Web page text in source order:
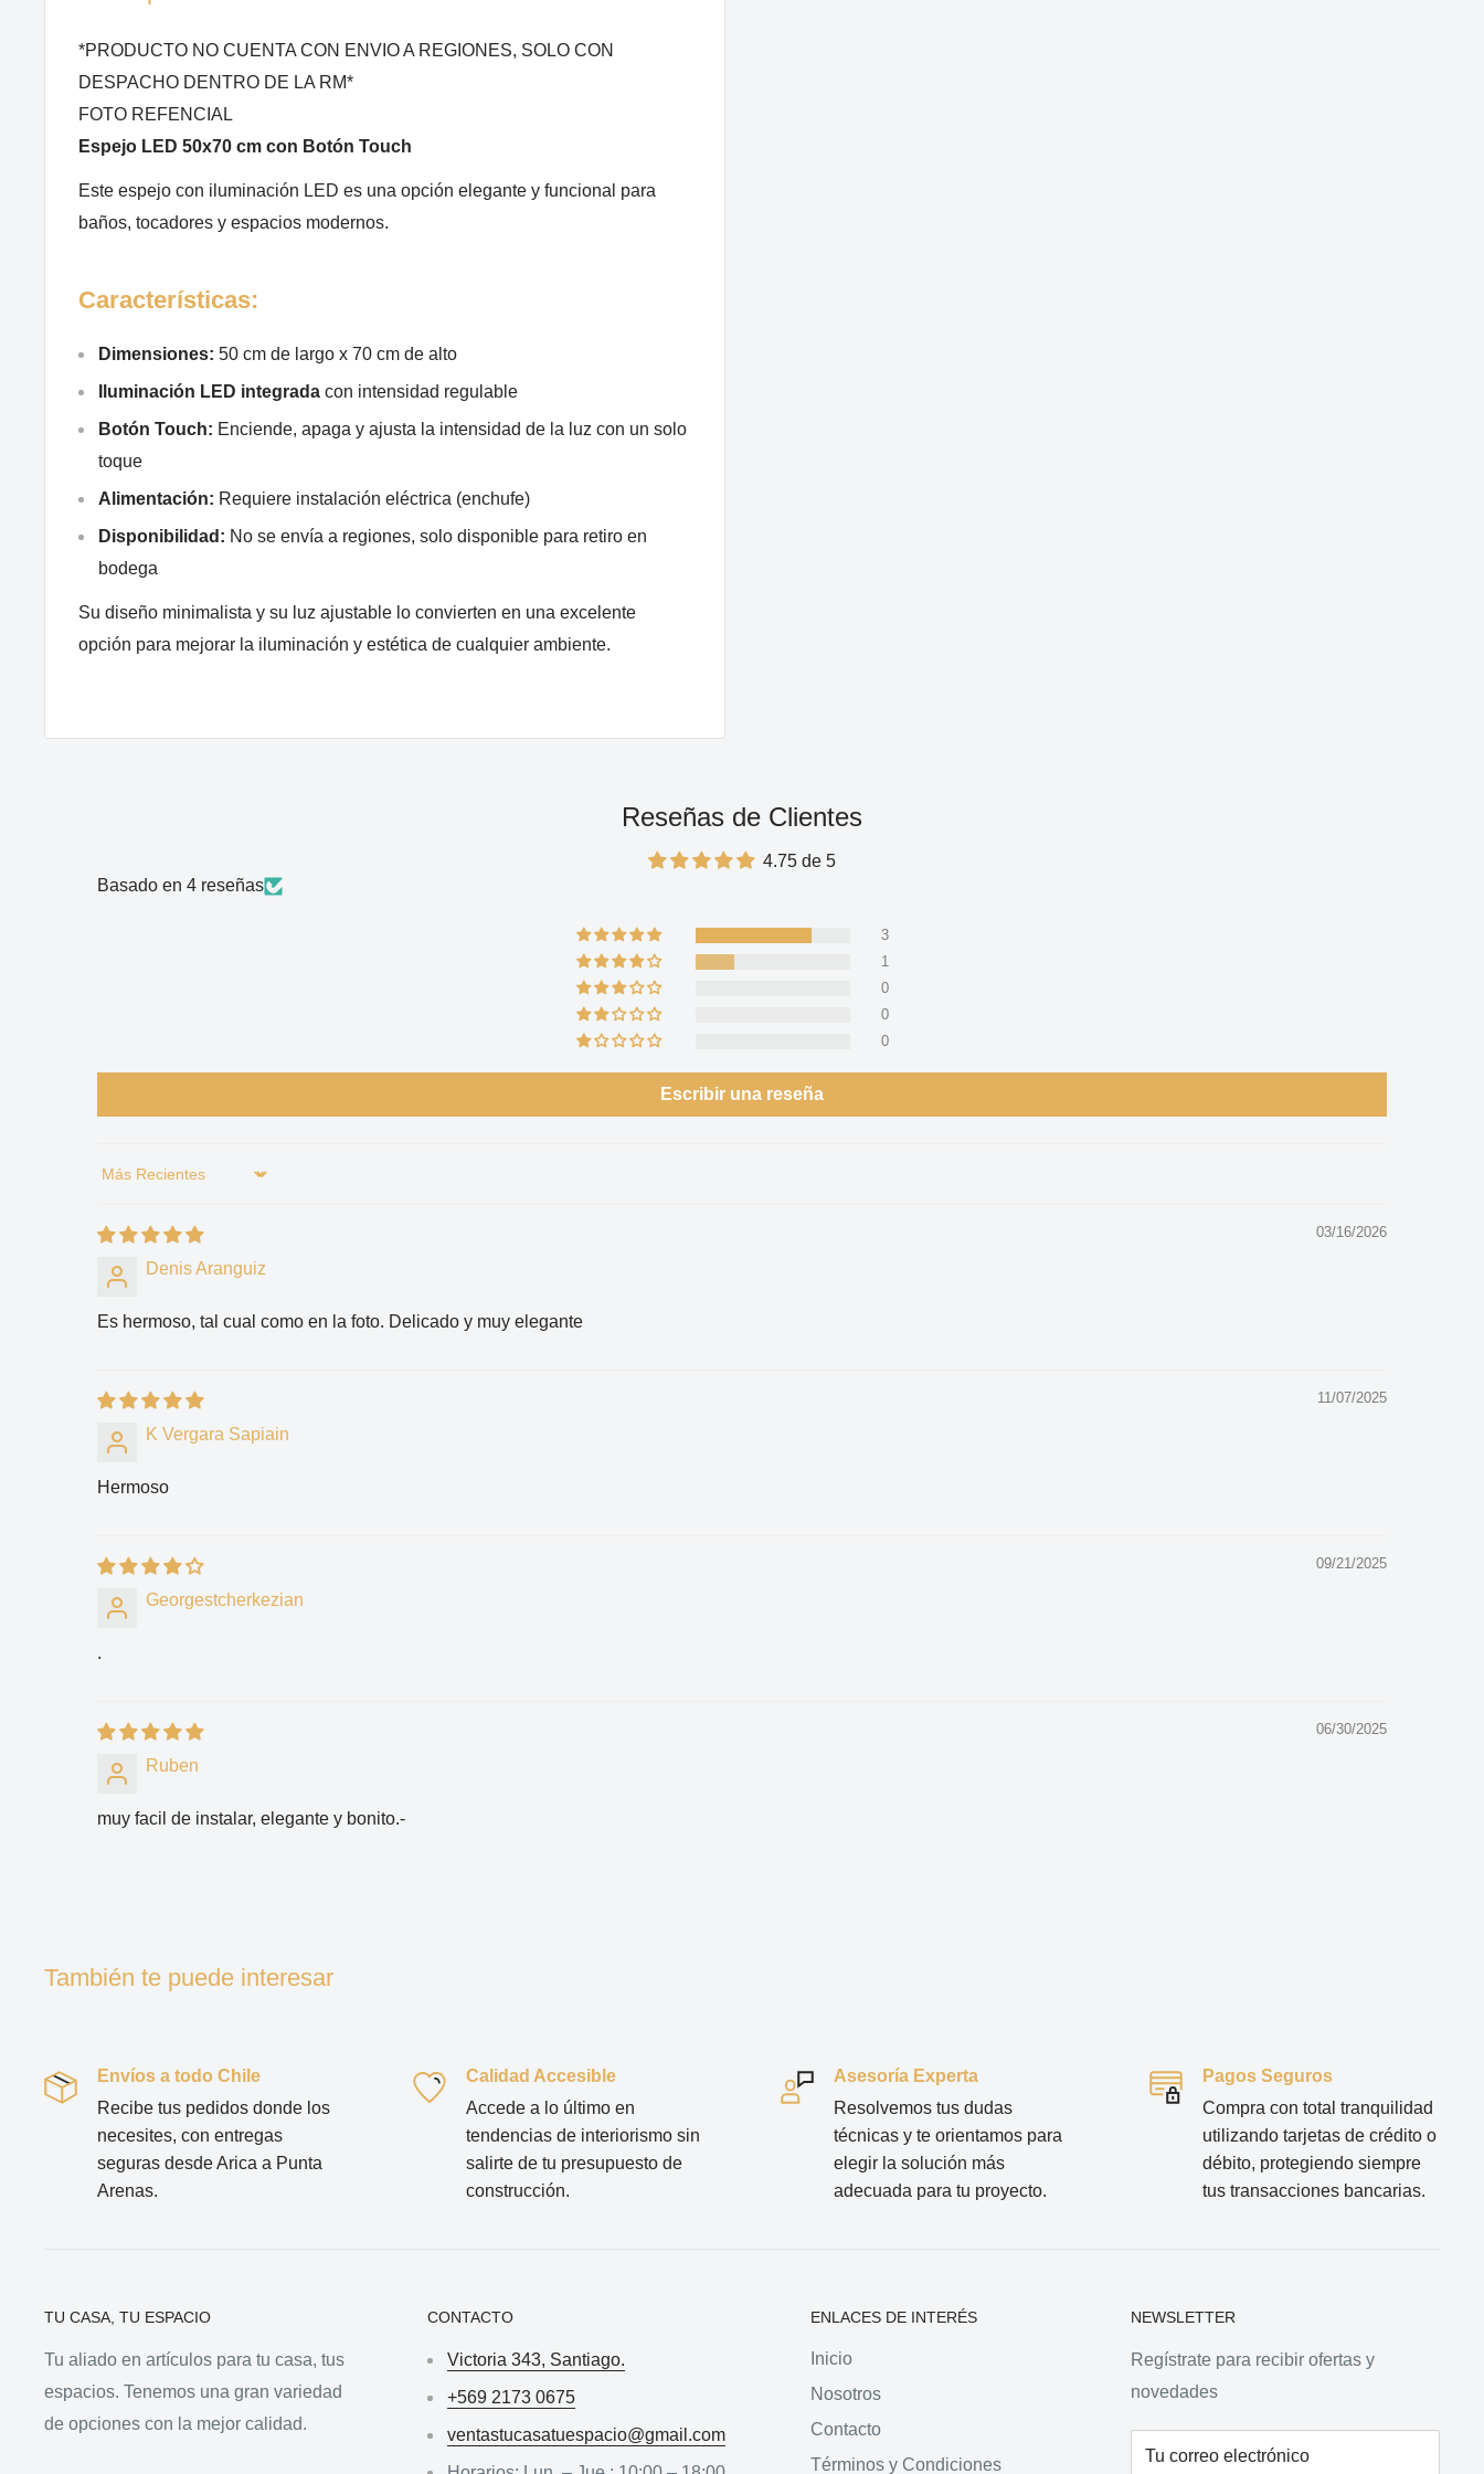
*PRODUCTO NO CUENTA CON ENVIO A REGIONES, SOLO CON
DESPACHO DENTRO DE LA RM*
FOTO REFENCIAL
Espejo LED 50x70 cm con Botón Touch
Este espejo con iluminación LED es una opción elegante y funcional para
baños, tocadores y espacios modernos.
Características:
Dimensiones: 50 cm de largo x 70 cm de alto
Iluminación LED integrada con intensidad regulable
Botón Touch: Enciende, apaga y ajusta la intensidad de la luz con un solo
toque
Alimentación: Requiere instalación eléctrica (enchufe)
Disponibilidad: No se envía a regiones, solo disponible para retiro en
bodega
Su diseño minimalista y su luz ajustable lo convierten en una excelente
opción para mejorar la iluminación y estética de cualquier ambiente.
Reseñas de Clientes
4.75 de 5
Basado en 4 reseñas
3
1
0
0
0
Escribir una reseña
Sort by
03/16/2026
Denis Aranguiz
Es hermoso, tal cual como en la foto. Delicado y muy elegante
11/07/2025
K Vergara Sapiain
Hermoso
09/21/2025
Georgestcherkezian
.
06/30/2025
Ruben
muy facil de instalar, elegante y bonito.-
También te puede interesar
Envíos a todo Chile
Recibe tus pedidos donde los
necesites, con entregas
seguras desde Arica a Punta
Arenas.
Calidad Accesible
Accede a lo último en
tendencias de interiorismo sin
salirte de tu presupuesto de
construcción.
Asesoría Experta
Resolvemos tus dudas
técnicas y te orientamos para
elegir la solución más
adecuada para tu proyecto.
Pagos Seguros
Compra con total tranquilidad
utilizando tarjetas de crédito o
débito, protegiendo siempre
tus transacciones bancarias.
TU CASA, TU ESPACIO
Tu aliado en artículos para tu casa, tus
espacios. Tenemos una gran variedad
de opciones con la mejor calidad.
CONTACTO
Victoria 343, Santiago.
+569 2173 0675
ventastucasatuespacio@gmail.com
ENLACES DE INTERÉS
Inicio
Nosotros
Contacto
Términos y Condiciones
NEWSLETTER
Regístrate para recibir ofertas y
novedades
Tu correo electrónico